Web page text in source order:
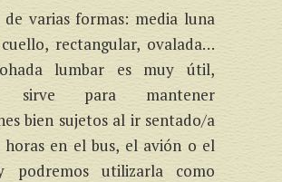
varias formas: media luna
rectangular, ovalada…
lumbar es muy útil,
sirve para mantener
bien sujetos al ir sentado/a
en el bus, el avión o el
podremos utilizarla como